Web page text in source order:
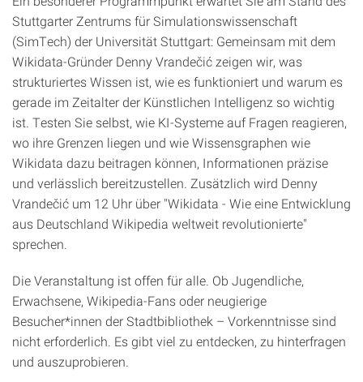
Stuttgarter Zentrums für Simulationswissenschaft
(SimTech) der Universität Stuttgart: Gemeinsam mit dem
Wikidata-Gründer Denny Vrandečić zeigen wir, was
strukturiertes Wissen ist, wie es funktioniert und warum es
gerade im Zeitalter der Künstlichen Intelligenz so wichtig
ist. Testen Sie selbst, wie KI-Systeme auf Fragen reagieren,
wo ihre Grenzen liegen und wie Wissensgraphen wie
Wikidata dazu beitragen können, Informationen präzise
und verlässlich bereitzustellen. Zusätzlich wird Denny
Vrandečić um 12 Uhr über "Wikidata - Wie eine Entwicklung
aus Deutschland Wikipedia weltweit revolutionierte"
sprechen.
Die Veranstaltung ist offen für alle. Ob Jugendliche,
Erwachsene, Wikipedia-Fans oder neugierige
Besucher*innen der Stadtbibliothek – Vorkenntnisse sind
nicht erforderlich. Es gibt viel zu entdecken, zu hinterfragen
und auszuprobieren.